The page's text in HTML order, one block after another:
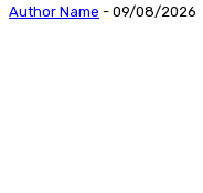
Author Name - 09/08/2026